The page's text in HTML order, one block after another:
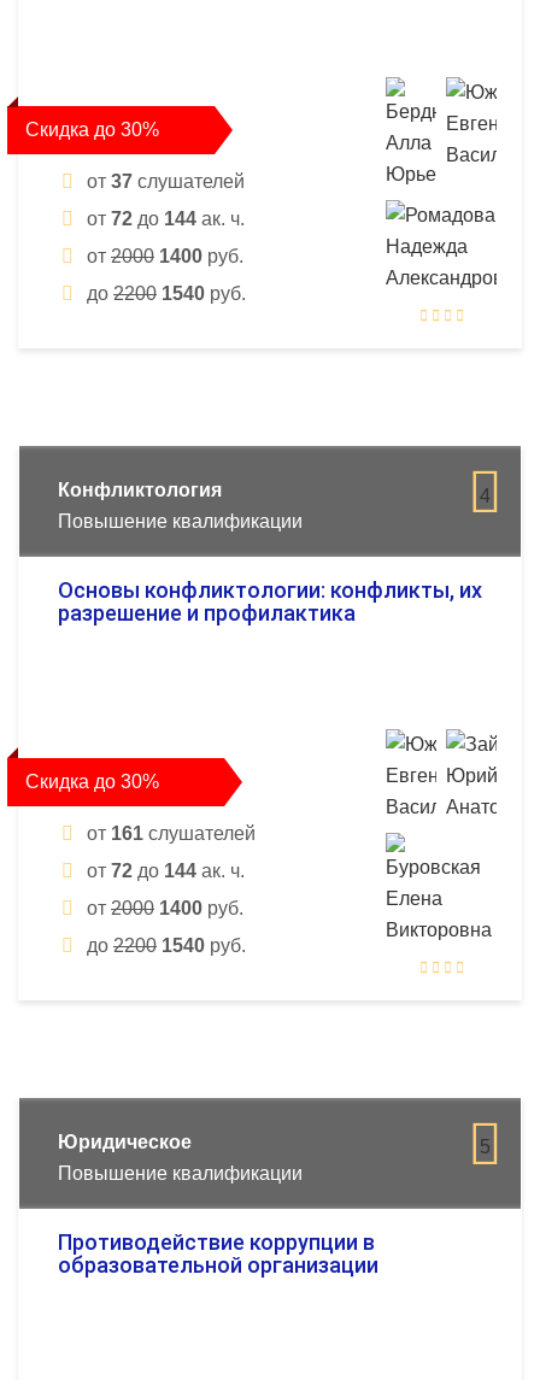
Скидка до 30%
от 37 слушателей
от 72 до 144 ак. ч.
от 2000 1400 руб.
до 2200 1540 руб.
4
Конфликтология
Повышение квалификации
Основы конфликтологии: конфликты, их
разрешение и профилактика
Скидка до 30%
от 161 слушателей
от 72 до 144 ак. ч.
от 2000 1400 руб.
до 2200 1540 руб.
5
Юридическое
Повышение квалификации
Противодействие коррупции в
образовательной организации